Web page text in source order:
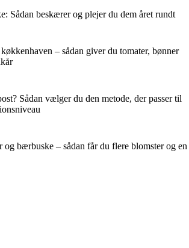
Sådan beskærer og plejer du dem året rundt
– sådan giver du tomater, bønner
Sådan vælger du den metode, der passer til
bærbuske – sådan får du flere blomster og en